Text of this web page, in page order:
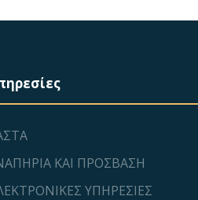
ΚΑΙ ΠΡΟΣΒΑΣΗ
ΥΠΗΡΕΣΙΕΣ